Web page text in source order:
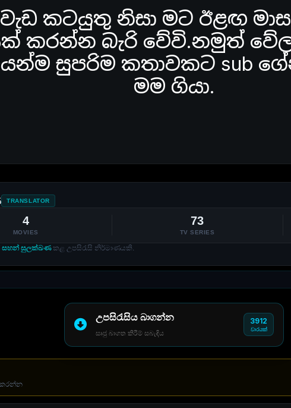
වැඩ කටයුතු නිසා මට ඊළඟ
කරන්න බැරි වේවි.නමුත්
සුපරිම කතාවකට sub
මම ගියා.
TRANSLATOR
4
MOVIES
73
TV SERIES
සහන් සුලක්ඛණකළ උපසිරැසි නිර්මාණයකි.
උපසිරැසිය බාගන්න
සෘජු බාගත කිරීම් සබැඳිය
3912
වාරයක්
කරන්න